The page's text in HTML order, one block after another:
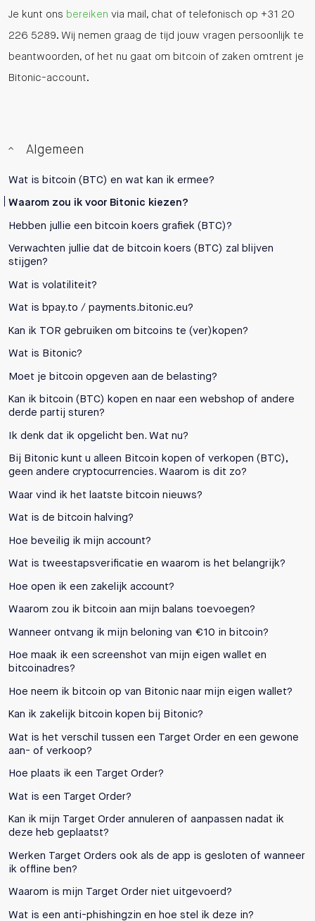
Je kunt ons bereiken via mail, chat of telefonisch op +31 20
226 5289. Wij nemen graag de tijd jouw vragen persoonlijk te
beantwoorden, of het nu gaat om bitcoin of zaken omtrent je
Bitonic-account.
Algemeen
Wat is bitcoin (BTC) en wat kan ik ermee?
Waarom zou ik voor Bitonic kiezen?
Hebben jullie een bitcoin koers grafiek (BTC)?
Verwachten jullie dat de bitcoin koers (BTC) zal blijven
stijgen?
Wat is volatiliteit?
Wat is bpay.to / payments.bitonic.eu?
Kan ik TOR gebruiken om bitcoins te (ver)kopen?
Wat is Bitonic?
Moet je bitcoin opgeven aan de belasting?
Kan ik bitcoin (BTC) kopen en naar een webshop of andere
derde partij sturen?
Ik denk dat ik opgelicht ben. Wat nu?
Bij Bitonic kunt u alleen Bitcoin kopen of verkopen (BTC),
geen andere cryptocurrencies. Waarom is dit zo?
Waar vind ik het laatste bitcoin nieuws?
Wat is de bitcoin halving?
Hoe beveilig ik mijn account?
Wat is tweestapsverificatie en waarom is het belangrijk?
Hoe open ik een zakelijk account?
Waarom zou ik bitcoin aan mijn balans toevoegen?
Wanneer ontvang ik mijn beloning van €10 in bitcoin?
Hoe maak ik een screenshot van mijn eigen wallet en
bitcoinadres?
Hoe neem ik bitcoin op van Bitonic naar mijn eigen wallet?
Kan ik zakelijk bitcoin kopen bij Bitonic?
Wat is het verschil tussen een Target Order en een gewone
aan- of verkoop?
Hoe plaats ik een Target Order?
Wat is een Target Order?
Kan ik mijn Target Order annuleren of aanpassen nadat ik
deze heb geplaatst?
Werken Target Orders ook als de app is gesloten of wanneer
ik offline ben?
Waarom is mijn Target Order niet uitgevoerd?
Wat is een anti-phishingzin en hoe stel ik deze in?